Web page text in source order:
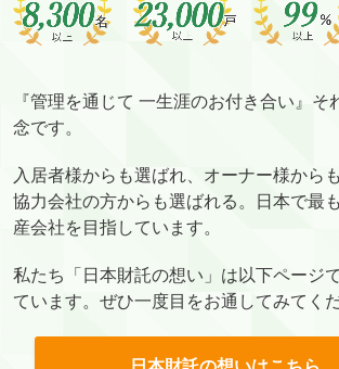
『管理を通じて 一生涯のお付き合い』そ
念です。
入居者様からも選ばれ、オーナー様から
協力会社の方からも選ばれる。日本で最
産会社を目指しています。
私たち「日本財託の想い」は以下ページ
ています。ぜひ一度目をお通してみてくだ